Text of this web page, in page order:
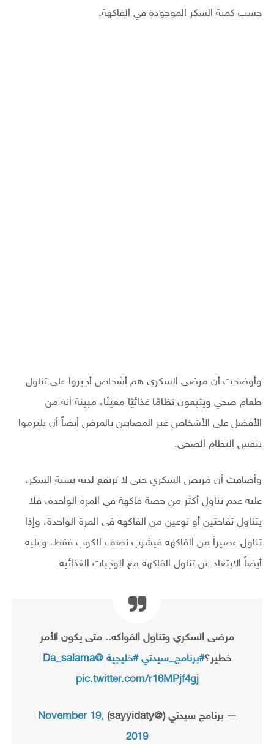
حسب كمية السكر الموجودة في الفاكهة.
وأوضحت أن مرضى السكري هم أشخاص أجبروا على تناول
طعام صحي ويتبعون نظامًا غذائيًا معينًا، مبينة أنه من
الأفضل على الأشخاص غير المصابين بالمرض أيضاً أن يلتزموا
بنفس النظام الصحي.
وأضافت أن مريض السكري حتى لا ترتفع لديه نسبة السكر،
عليه عدم تناول أكثر من حصة فاكهة في المرة الواحدة، فلا
يتناول تفاحتين أو نوعين من الفاكهة في المرة الواحدة، وإذا
تناول عصيراً من الفاكهة فيشرب نصف الكوب فقط، وعليه
أيضاً الابتعاد عن تناول الفاكهة مع الوجبات الغذائية.
مرضى السكري وتناول الفواكه.. متى يكون الأمر
خطير؟#برنامج_سيدتي #خليجية @Da_salama
pic.twitter.com/r16MPjf4gj
— برنامج سيدتي (@sayyidaty)
November 19,
2019